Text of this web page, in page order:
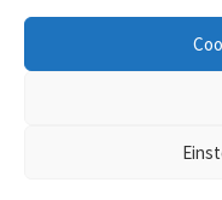
Altenbüren. Beide
reges Vereinsleben